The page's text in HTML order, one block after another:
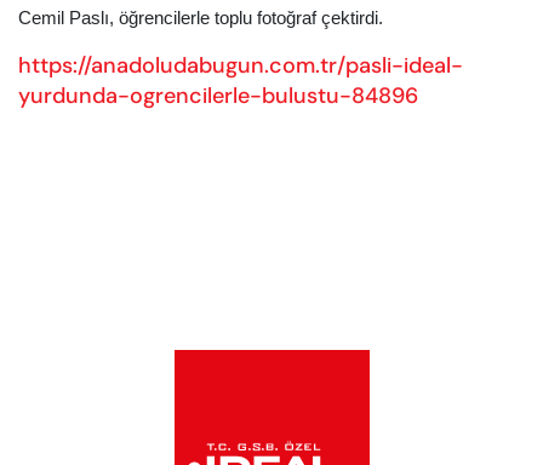
Cemil Paslı, öğrencilerle toplu fotoğraf çektirdi.
https://anadoludabugun.com.tr/pasli-ideal-
yurdunda-ogrencilerle-bulustu-84896